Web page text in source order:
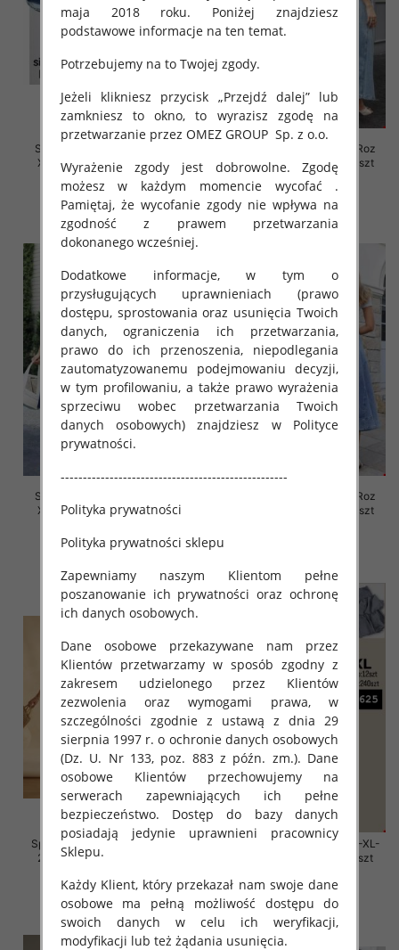
Spódnice damskie jeansy Roz
XS-XL, 1 Kolor Paczka 12 szt
47.00 zł
szczegóły
Spódnice damskie jeansy Roz
XS-XL, 1 Kolor Paczka 10 szt
58.00 zł
szczegóły
Spódnice damskie jeansy Roz
XS-XL, 1 Kolor Paczka 10 szt
50.00 zł
Spódnice damskie jeansy Roz
XS-XL, 1 Kolor Paczka 10 szt
Spódnice damskie Roz M/L-XL-
2XL, Mix Kolor Paczka 12 szt
19.00 zł
szczegóły
Spódnice damskie Roz M/L-XL-
2XL, Mix Kolor Paczka 12 szt
19.00 zł
szczegóły
maja 2018 roku. Poniżej znajdziesz
podstawowe informacje na ten temat.
Potrzebujemy na to Twojej zgody.
Jeżeli klikniesz przycisk „Przejdź dalej” lub
zamkniesz to okno, to wyrazisz zgodę na
przetwarzanie przez OMEZ GROUP Sp. z o.o.
Wyrażenie zgody jest dobrowolne. Zgodę
możesz w każdym momencie wycofać .
Pamiętaj, że wycofanie zgody nie wpływa na
zgodność z prawem przetwarzania
dokonanego wcześniej.
Dodatkowe informacje, w tym o
przysługujących uprawnieniach (prawo
dostępu, sprostowania oraz usunięcia Twoich
danych, ograniczenia ich przetwarzania,
prawo do ich przenoszenia, niepodlegania
zautomatyzowanemu podejmowaniu decyzji,
w tym profilowaniu, a także prawo wyrażenia
sprzeciwu wobec przetwarzania Twoich
danych osobowych) znajdziesz w Polityce
prywatności.
---------------------------------------------------
Polityka prywatności
Polityka prywatności sklepu
Zapewniamy naszym Klientom pełne
poszanowanie ich prywatności oraz ochronę
ich danych osobowych.
Dane osobowe przekazywane nam przez
Klientów przetwarzamy w sposób zgodny z
zakresem udzielonego przez Klientów
zezwolenia oraz wymogami prawa, w
szczególności zgodnie z ustawą z dnia 29
sierpnia 1997 r. o ochronie danych osobowych
(Dz. U. Nr 133, poz. 883 z późn. zm.). Dane
osobowe Klientów przechowujemy na
serwerach zapewniających ich pełne
bezpieczeństwo. Dostęp do bazy danych
posiadają jedynie uprawnieni pracownicy
Sklepu.
Każdy Klient, który przekazał nam swoje dane
osobowe ma pełną możliwość dostępu do
swoich danych w celu ich weryfikacji,
modyfikacji lub też żądania usunięcia.